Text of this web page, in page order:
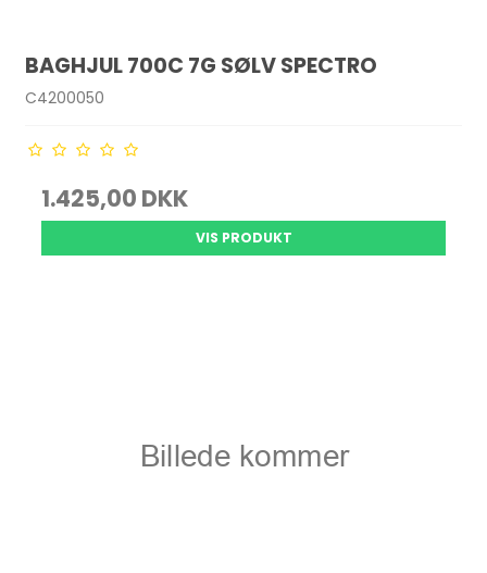
BAGHJUL 700C 7G SØLV SPECTRO
C4200050
1.425,00 DKK
VIS PRODUKT